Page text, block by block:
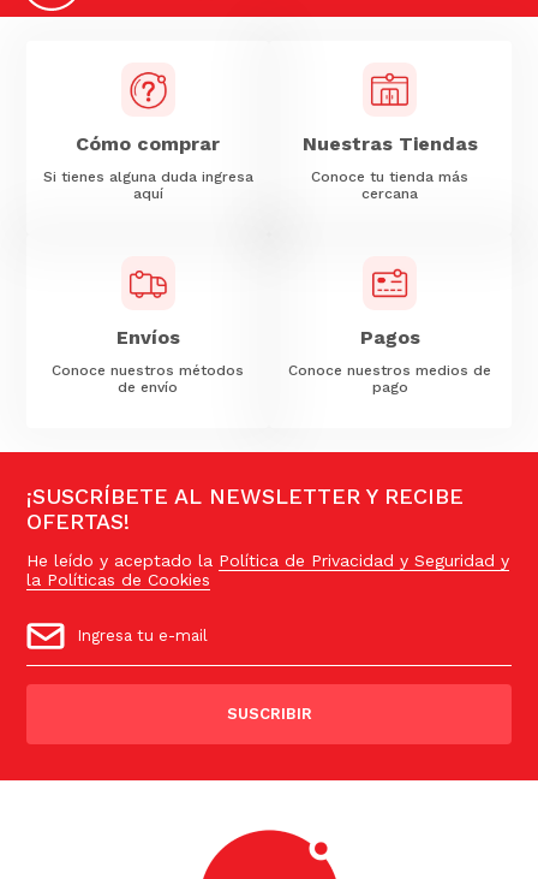
Cómo comprar
Si tienes alguna duda ingresa
aquí
Nuestras Tiendas
Conoce tu tienda más
cercana
Envíos
Conoce nuestros métodos
de envío
Pagos
Conoce nuestros medios de
pago
¡SUSCRÍBETE AL NEWSLETTER Y RECIBE
OFERTAS!
He leído y aceptado la Política de Privacidad y Seguridad y
la Políticas de Cookies
SUSCRIBIR